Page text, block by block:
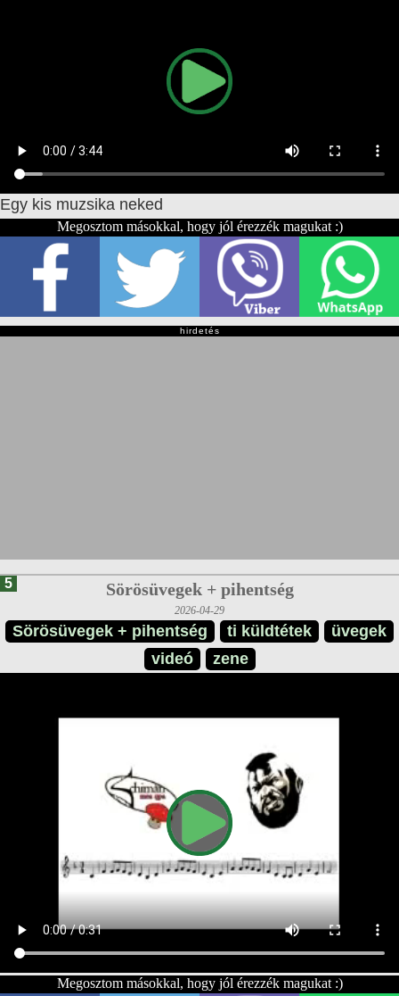
Egy kis muzsika neked
Megosztom másokkal, hogy jól érezzék magukat :)
hirdetés
5 Sörösüvegek + pihentség
2026-04-29
Sörösüvegek + pihentség ti küldtétek
üvegek
videó
zene
Megosztom másokkal, hogy jól érezzék magukat :)